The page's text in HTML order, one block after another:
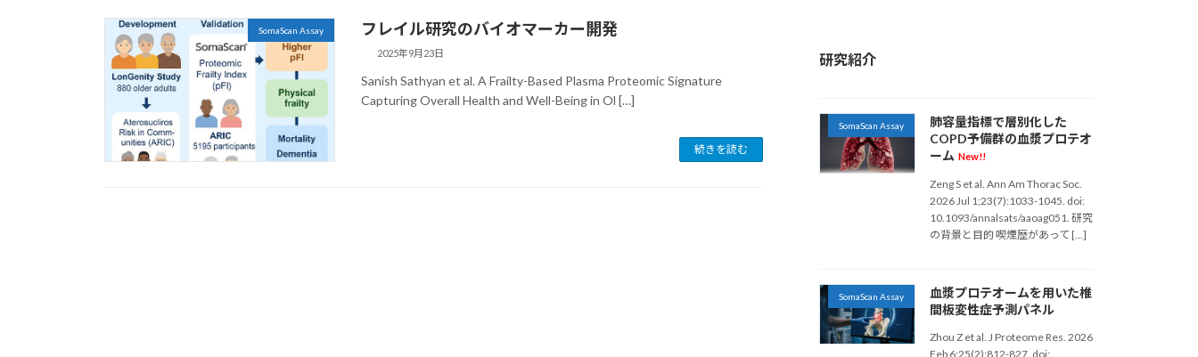
SomaScan Assay フレイル研究のバイオマーカー開発
2025年9月23日
Sanish Sathyan et al. A Frailty-Based Plasma Proteomic Signature
Capturing Overall Health and Well-Being in Ol […]
続きを読む
研究紹介
SomaScan Assay
肺容量指標で層別化した
COPD予備群の血漿プロテオ
ーム New!!
Zeng S et al. Ann Am Thorac Soc.
2026 Jul 1;23(7):1033-1045. doi:
10.1093/annalsats/aaoag051. 研究
の背景と目的 喫煙歴があって […]
SomaScan Assay
血漿プロテオームを用いた椎
間板変性症予測パネル
Zhou Z et al. J Proteome Res. 2026
Feb 6;25(2):812-827. doi: